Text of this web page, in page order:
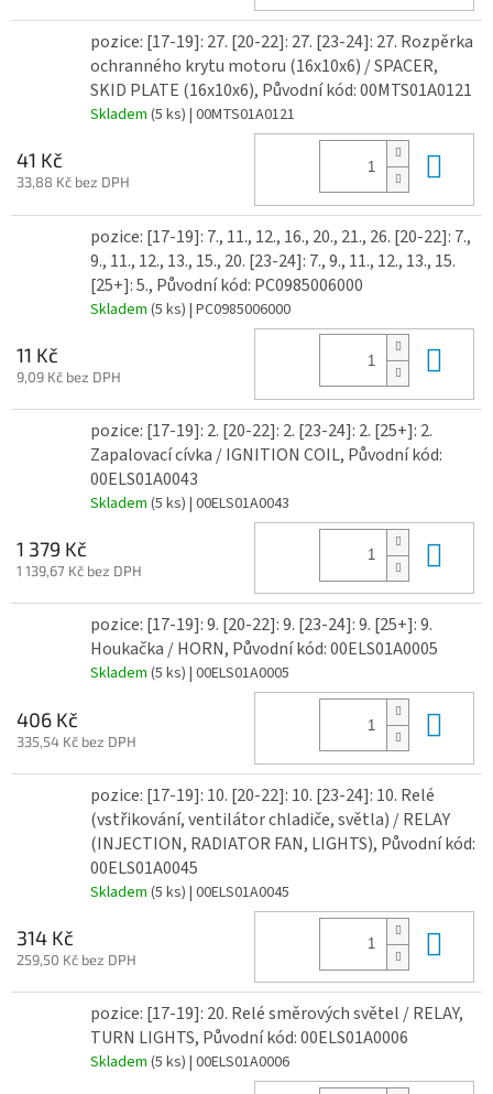
pozice: [17-19]: 27. [20-22]: 27. [23-24]: 27. Rozpěrka
ochranného krytu motoru (16x10x6) / SPACER,
SKID PLATE (16x10x6), Původní kód: 00MTS01A0121
Skladem (5 ks) | 00MTS01A0121
41 Kč
33,88 Kč bez DPH
pozice: [17-19]: 7., 11., 12., 16., 20., 21., 26. [20-22]: 7.,
9., 11., 12., 13., 15., 20. [23-24]: 7., 9., 11., 12., 13., 15.
[25+]: 5., Původní kód: PC0985006000
Skladem (5 ks) | PC0985006000
11 Kč
9,09 Kč bez DPH
pozice: [17-19]: 2. [20-22]: 2. [23-24]: 2. [25+]: 2.
Zapalovací cívka / IGNITION COIL, Původní kód:
00ELS01A0043
Skladem (5 ks) | 00ELS01A0043
1 379 Kč
1 139,67 Kč bez DPH
pozice: [17-19]: 9. [20-22]: 9. [23-24]: 9. [25+]: 9.
Houkačka / HORN, Původní kód: 00ELS01A0005
Skladem (5 ks) | 00ELS01A0005
406 Kč
335,54 Kč bez DPH
pozice: [17-19]: 10. [20-22]: 10. [23-24]: 10. Relé
(vstřikování, ventilátor chladiče, světla) / RELAY
(INJECTION, RADIATOR FAN, LIGHTS), Původní kód:
00ELS01A0045
Skladem (5 ks) | 00ELS01A0045
314 Kč
259,50 Kč bez DPH
pozice: [17-19]: 20. Relé směrových světel / RELAY,
TURN LIGHTS, Původní kód: 00ELS01A0006
Skladem (5 ks) | 00ELS01A0006